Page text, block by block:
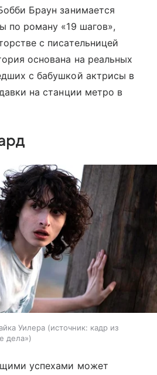
Браун занимается
по роману «19 шагов»,
с писательницей
основана на реальных
с бабушкой актрисы в
на станции метро в
Уилера источник: кадр из
дела»
успехами может